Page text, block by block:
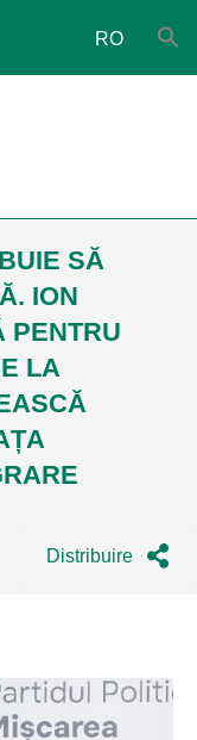
RO
SĂ
ION
PENTRU
LA
Distribuire